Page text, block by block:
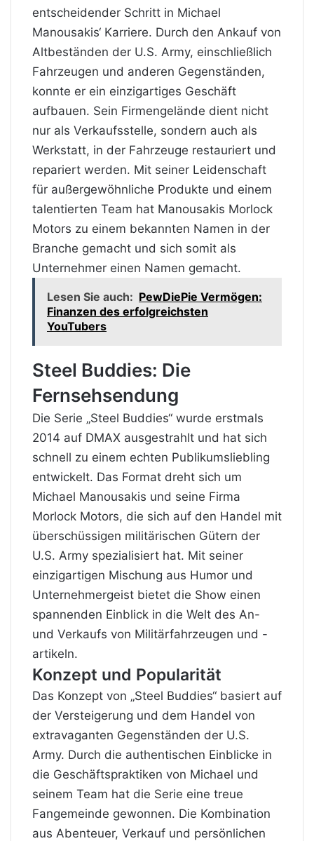
entscheidender Schritt in Michael
Manousakis‘ Karriere. Durch den Ankauf von
Altbeständen der U.S. Army, einschließlich
Fahrzeugen und anderen Gegenständen,
konnte er ein einzigartiges Geschäft
aufbauen. Sein Firmengelände dient nicht
nur als Verkaufsstelle, sondern auch als
Werkstatt, in der Fahrzeuge restauriert und
repariert werden. Mit seiner Leidenschaft
für außergewöhnliche Produkte und einem
talentierten Team hat Manousakis Morlock
Motors zu einem bekannten Namen in der
Branche gemacht und sich somit als
Unternehmer einen Namen gemacht.
Lesen Sie auch: PewDiePie Vermögen:
Finanzen des erfolgreichsten
YouTubers
Steel Buddies: Die
Fernsehsendung
Die Serie „Steel Buddies“ wurde erstmals
2014 auf DMAX ausgestrahlt und hat sich
schnell zu einem echten Publikumsliebling
entwickelt. Das Format dreht sich um
Michael Manousakis und seine Firma
Morlock Motors, die sich auf den Handel mit
überschüssigen militärischen Gütern der
U.S. Army spezialisiert hat. Mit seiner
einzigartigen Mischung aus Humor und
Unternehmergeist bietet die Show einen
spannenden Einblick in die Welt des An-
und Verkaufs von Militärfahrzeugen und -
artikeln.
Konzept und Popularität
Das Konzept von „Steel Buddies“ basiert auf
der Versteigerung und dem Handel von
extravaganten Gegenständen der U.S.
Army. Durch die authentischen Einblicke in
die Geschäftspraktiken von Michael und
seinem Team hat die Serie eine treue
Fangemeinde gewonnen. Die Kombination
aus Abenteuer, Verkauf und persönlichen